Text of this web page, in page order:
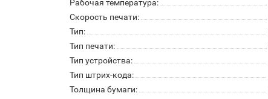
Рабочая температура:
Скорость печати:
Тип:
Тип печати:
Тип устройства:
Тип штрих-кода:
Толщина бумаги: